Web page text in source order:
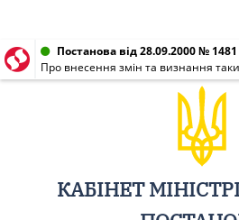
Постанова від 28.09.2000 № 1481